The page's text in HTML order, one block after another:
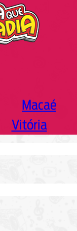
Macaé
Vitória